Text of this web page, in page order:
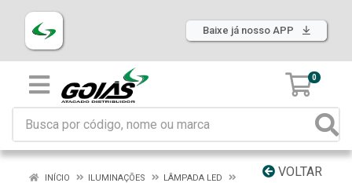
Baixe já nosso APP
0
VOLTAR
INÍCIO ILUMINAÇÕES
LÂMPADA LED